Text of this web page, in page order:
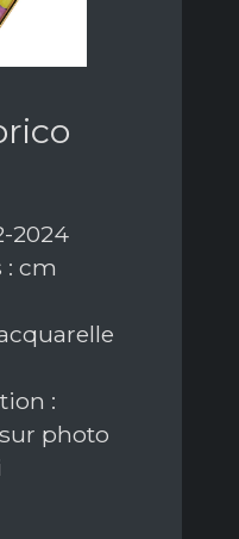
2024
: cm
:
photo